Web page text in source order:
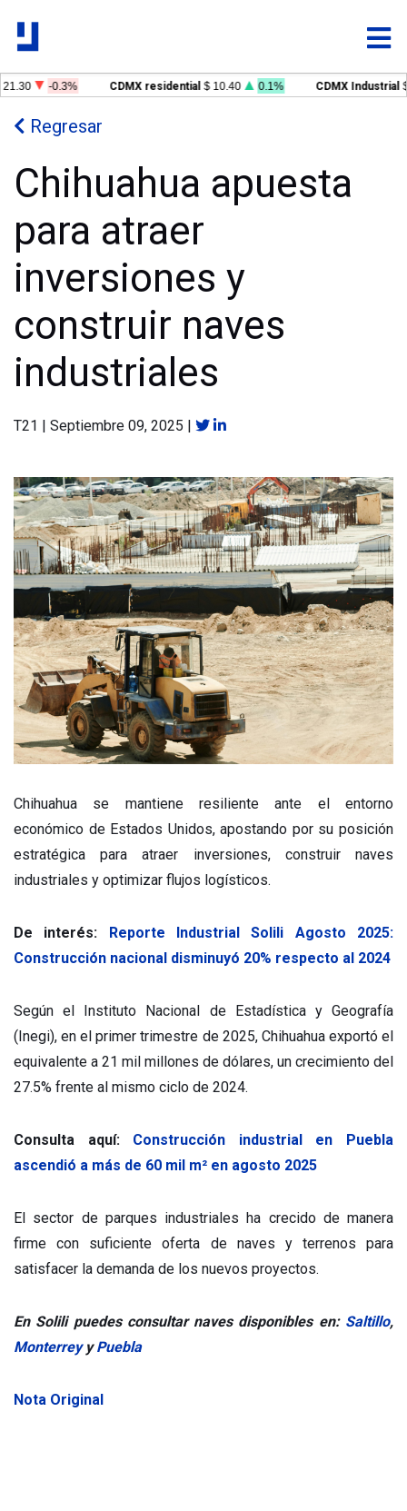
-0.3% CDMX residential $ 10.40 0.1% CDMX Industrial $
Regresar
Chihuahua apuesta
para atraer
inversiones y
construir naves
industriales
T21 | Septiembre 09, 2025 |
Chihuahua se mantiene resiliente ante el entorno
económico de Estados Unidos, apostando por su posición
estratégica para atraer inversiones, construir naves
industriales y optimizar flujos logísticos.
De interés: Reporte Industrial Solili Agosto 2025:
Construcción nacional disminuyó 20% respecto al 2024
Según el Instituto Nacional de Estadística y Geografía
(Inegi), en el primer trimestre de 2025, Chihuahua exportó el
equivalente a 21 mil millones de dólares, un crecimiento del
27.5% frente al mismo ciclo de 2024.
Consulta aquí: Construcción industrial en Puebla
ascendió a más de 60 mil m² en agosto 2025
El sector de parques industriales ha crecido de manera
firme con suficiente oferta de naves y terrenos para
satisfacer la demanda de los nuevos proyectos.
En Solili puedes consultar naves disponibles en: Saltillo,
MonterreyyPuebla
Nota Original